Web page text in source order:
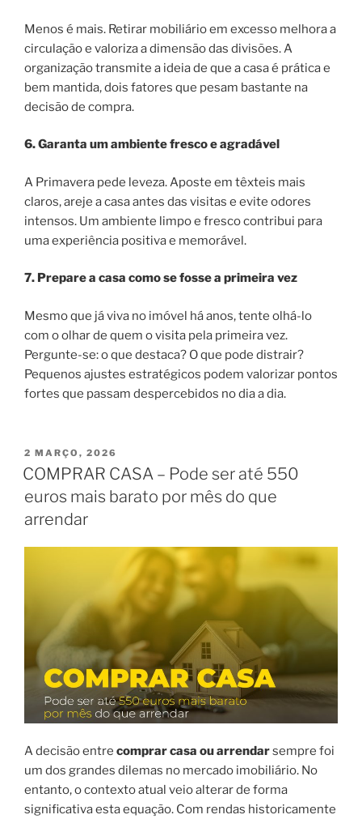
Menos é mais. Retirar mobiliário em excesso melhora a
circulação e valoriza a dimensão das divisões. A
organização transmite a ideia de que a casa é prática e
bem mantida, dois fatores que pesam bastante na
decisão de compra.
6. Garanta um ambiente fresco e agradável
A Primavera pede leveza. Aposte em têxteis mais
claros, areje a casa antes das visitas e evite odores
intensos. Um ambiente limpo e fresco contribui para
uma experiência positiva e memorável.
7. Prepare a casa como se fosse a primeira vez
Mesmo que já viva no imóvel há anos, tente olhá-lo
com o olhar de quem o visita pela primeira vez.
Pergunte-se: o que destaca? O que pode distrair?
Pequenos ajustes estratégicos podem valorizar pontos
fortes que passam despercebidos no dia a dia.
PUBLICADO
EM
2 MARÇO, 2026
COMPRAR CASA – Pode ser até 550
euros mais barato por mês do que
arrendar
A decisão entre comprar casa ou arrendarsempre foi
um dos grandes dilemas no mercado imobiliário. No
entanto, o contexto atual veio alterar de forma
significativa esta equação. Com rendas historicamente